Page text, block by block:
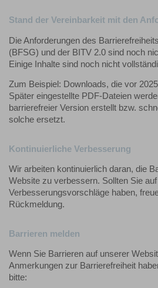
Stand der Vereinbarkeit mit den
Die Anforderungen des
(BFSG) und der BITV 2.0 sind noch
Einige Inhalte sind noch nicht
Zum Beispiel: Downloads, die vor
Später eingestellte PDF-Dateien
barrierefreier Version erstellt bzw.
solche ersetzt.
Kontinuierliche Verbesserung
Wir arbeiten kontinuierlich daran, die
Website zu verbessern. Sollten Sie
Verbesserungsvorschläge haben,
Rückmeldung.
Barrieren melden
Wenn Sie Barrieren auf unserer
Anmerkungen zur Barrierefreiheit
bitte: